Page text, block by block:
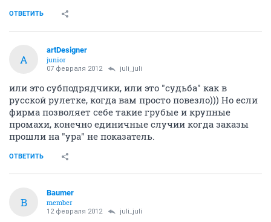
ОТВЕТИТЬ
A
artDesigner
junior
07 февраля 2012 juli_juli
или это субподрядчики, или это "судьба" как в
русской рулетке, когда вам просто повезло))) Но если
фирма позволяет себе такие грубые и крупные
промахи, конечно единичные случии когда заказы
прошли на "ура" не показатель.
ОТВЕТИТЬ
B
Baumer
member
12 февраля 2012 juli_juli